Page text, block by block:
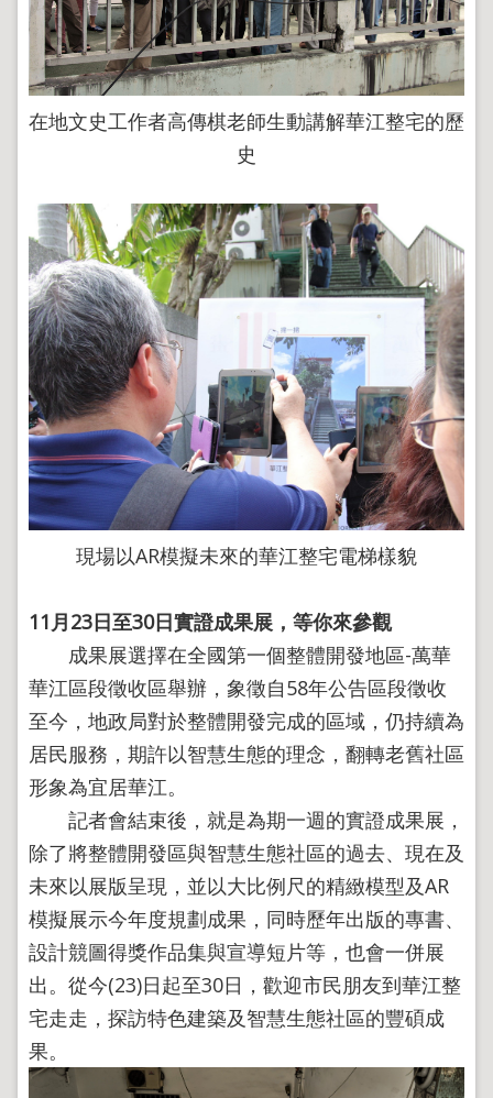
在地文史工作者高傳棋老師生動講解華江整宅的歷
史
現場以AR模擬未來的華江整宅電梯樣貌
11月23日至30日實證成果展，等你來參觀
成果展選擇在全國第一個整體開發地區-萬華
華江區段徵收區舉辦，象徵自58年公告區段徵收
至今，地政局對於整體開發完成的區域，仍持續為
居民服務，期許以智慧生態的理念，翻轉老舊社區
形象為宜居華江。
記者會結束後，就是為期一週的實證成果展，
除了將整體開發區與智慧生態社區的過去、現在及
未來以展版呈現，並以大比例尺的精緻模型及AR
模擬展示今年度規劃成果，同時歷年出版的專書、
設計競圖得獎作品集與宣導短片等，也會一併展
出。從今(23)日起至30日，歡迎市民朋友到華江整
宅走走，探訪特色建築及智慧生態社區的豐碩成
果。